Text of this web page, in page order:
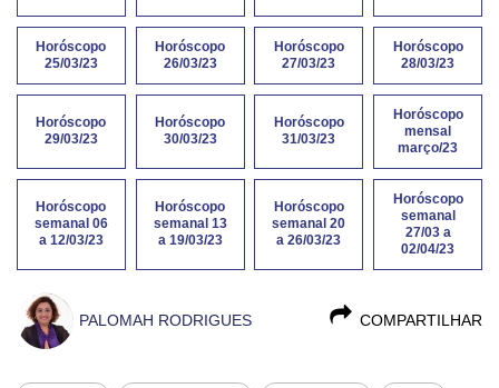
Horóscopo
25/03/23
Horóscopo
26/03/23
Horóscopo
27/03/23
Horóscopo
28/03/23
Horóscopo
29/03/23
Horóscopo
30/03/23
Horóscopo
31/03/23
Horóscopo
mensal
março/23
Horóscopo
semanal 06
a 12/03/23
Horóscopo
semanal 13
a 19/03/23
Horóscopo
semanal 20
a 26/03/23
Horóscopo
semanal
27/03 a
02/04/23
COMPARTILHAR
PALOMAH RODRIGUES